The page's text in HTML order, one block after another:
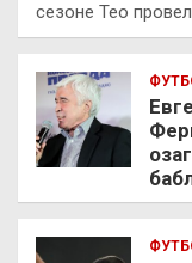
сезоне Тео